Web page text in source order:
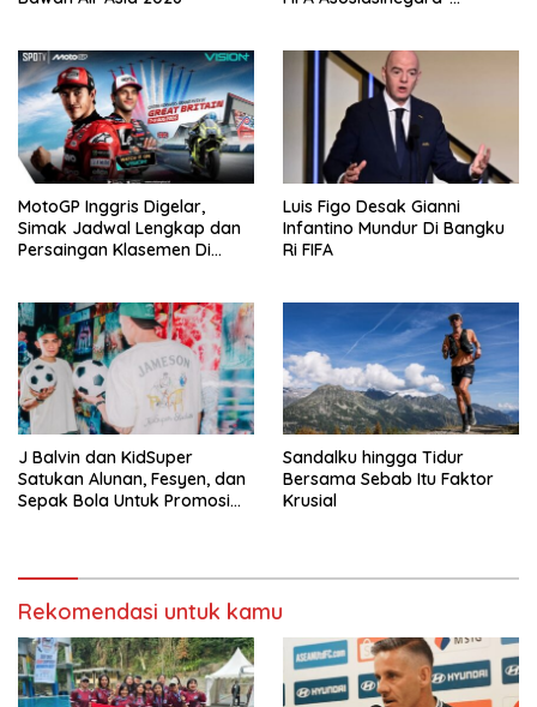
MotoGP Inggris Digelar,
Simak Jadwal Lengkap dan
Persaingan Klasemen Di
Luis Figo Desak Gianni
Infantino Mundur Di Bangku
Ri FIFA
J Balvin dan KidSuper
Satukan Alunan, Fesyen, dan
Sepak Bola Untuk Promosi
Sandalku hingga Tidur
Bersama Sebab Itu Faktor
Krusial
Rekomendasi untuk kamu